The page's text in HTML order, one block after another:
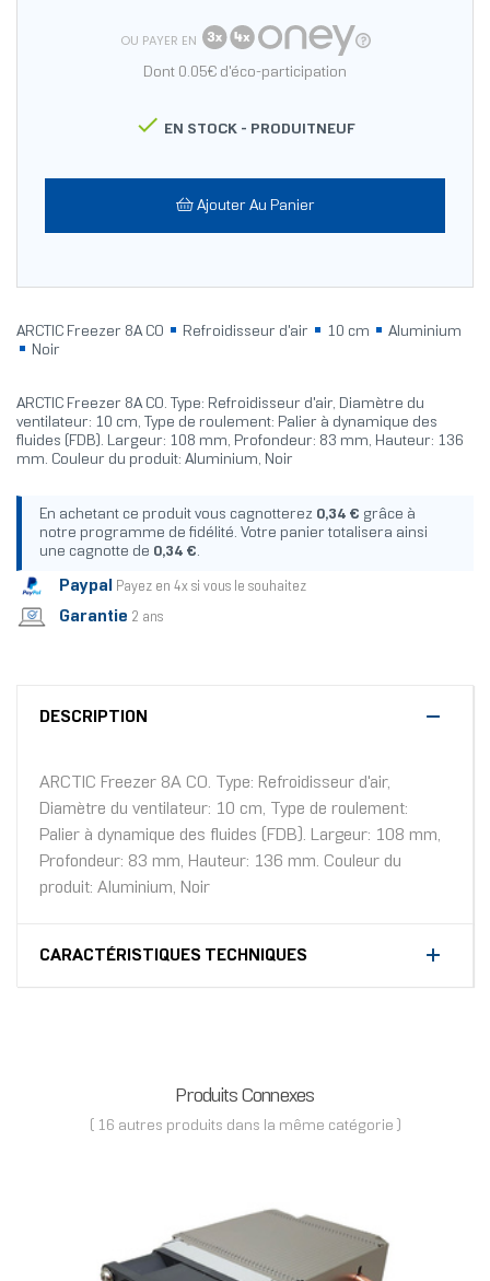
OU PAYER EN
Dont 0.05€ d'éco-participation
 EN STOCK - PRODUITNEUF
Ajouter Au Panier
ARCTIC Freezer 8A CO Refroidisseur d'air 10 cm
Aluminium
Noir
ARCTIC Freezer 8A CO. Type: Refroidisseur d'air, Diamètre du
ventilateur: 10 cm, Type de roulement: Palier à dynamique des
fluides (FDB). Largeur: 108 mm, Profondeur: 83 mm, Hauteur: 136
mm. Couleur du produit: Aluminium, Noir
En achetant ce produit vous cagnotterez 0,34 € grâce à
notre programme de fidélité. Votre panier totalisera ainsi
une cagnotte de 0,34 €.
Paypal Payez en 4x si vous le souhaitez
Garantie 2 ans
DESCRIPTION
ARCTIC Freezer 8A CO. Type: Refroidisseur d'air,
Diamètre du ventilateur: 10 cm, Type de roulement:
Palier à dynamique des fluides (FDB). Largeur: 108 mm,
Profondeur: 83 mm, Hauteur: 136 mm. Couleur du
produit: Aluminium, Noir
CARACTÉRISTIQUES TECHNIQUES
Produits Connexes
( 16 autres produits dans la même catégorie )